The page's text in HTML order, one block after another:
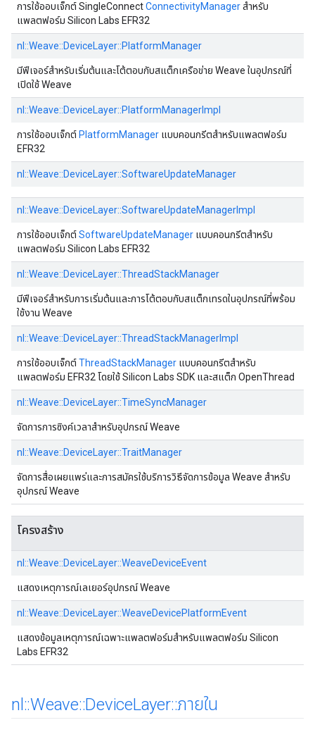
การใช้ออบเจ็กต์ SingleConnectConnectivityManagerสําหรับ
แพลตฟอร์ม Silicon Labs EFR32
nl::Weave::DeviceLayer::PlatformManager
มีฟีเจอร์สําหรับเริ่มต้นและโต้ตอบกับสแต็กเครือข่าย Weave ในอุปกรณ์ที่
เปิดใช้ Weave
nl::Weave::DeviceLayer::PlatformManagerImpl
การใช้ออบเจ็กต์ PlatformManager แบบคอนกรีตสําหรับแพลตฟอร์ม
EFR32
nl::Weave::DeviceLayer::SoftwareUpdateManager
nl::Weave::DeviceLayer::SoftwareUpdateManagerImpl
การใช้ออบเจ็กต์SoftwareUpdateManager แบบคอนกรีตสําหรับ
แพลตฟอร์ม Silicon Labs EFR32
nl::Weave::DeviceLayer::ThreadStackManager
มีฟีเจอร์สําหรับการเริ่มต้นและการโต้ตอบกับสแต็กเทรดในอุปกรณ์ที่พร้อม
ใช้งาน Weave
nl::Weave::DeviceLayer::ThreadStackManagerImpl
การใช้ออบเจ็กต์ThreadStackManager แบบคอนกรีตสําหรับ
แพลตฟอร์ม EFR32 โดยใช้ Silicon Labs SDK และสแต็ก OpenThread
nl::Weave::DeviceLayer::TimeSyncManager
จัดการการซิงค์เวลาสําหรับอุปกรณ์ Weave
nl::Weave::DeviceLayer::TraitManager
จัดการสื่อเผยแพร่และการสมัครใช้บริการวิธีจัดการข้อมูล Weave สําหรับ
อุปกรณ์ Weave
โครงสร้าง
nl::Weave::DeviceLayer::WeaveDeviceEvent
แสดงเหตุการณ์เลเยอร์อุปกรณ์ Weave
nl::Weave::DeviceLayer::WeaveDevicePlatformEvent
แสดงข้อมูลเหตุการณ์เฉพาะแพลตฟอร์มสําหรับแพลตฟอร์ม Silicon
Labs EFR32
nl ::Weave::DeviceLayer::ภายใน